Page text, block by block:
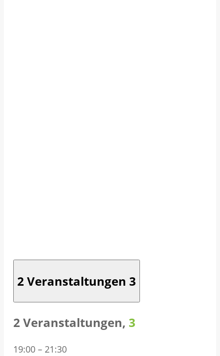
2 Veranstaltungen 3
2 Veranstaltungen, 3
19:00 – 21:30